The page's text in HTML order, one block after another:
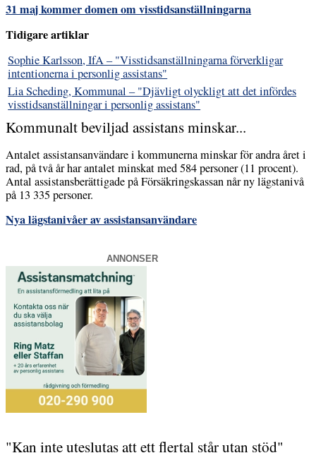
31 maj kommer domen om visstidsanställningarna
Tidigare artiklar
Sophie Karlsson, IfA – "Visstidsanställningarna förverkligar
intentionerna i personlig assistans"
Lia Scheding, Kommunal – "Djävligt olyckligt att det infördes
visstidsanställningar i personlig assistans"
Kommunalt beviljad assistans minskar...
Antalet assistansanvändare i kommunerna minskar för andra året i
rad, på två år har antalet minskat med 584 personer (11 procent).
Antal assistansberättigade på Försäkringskassan når ny lägstanivå
på 13 335 personer.
Nya lägstanivåer av assistansanvändare
ANNONSER
"Kan inte uteslutas att ett flertal står utan stöd"